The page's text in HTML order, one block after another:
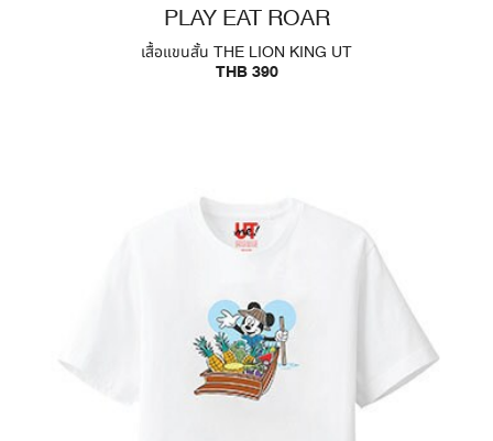
PLAY EAT ROAR
เสื้อแขนสั้น THE LION KING UT
THB 390